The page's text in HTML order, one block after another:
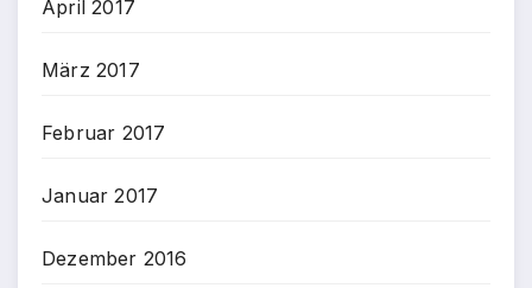
April 2017
März 2017
Februar 2017
Januar 2017
Dezember 2016